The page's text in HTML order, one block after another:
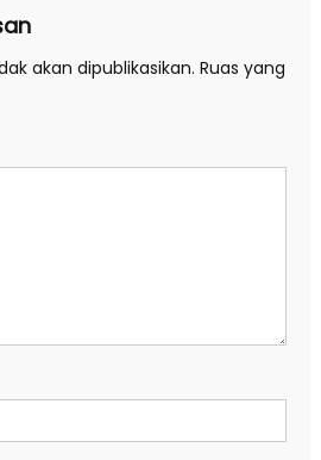
akan dipublikasikan. Ruas yang